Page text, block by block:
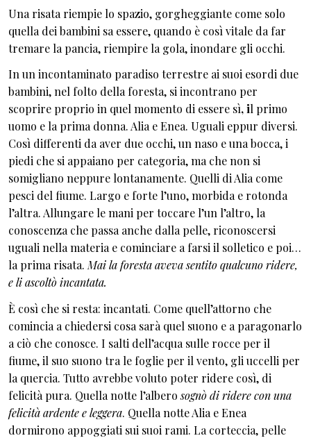
Una risata riempie lo spazio, gorgheggiante come solo
quella dei bambini sa essere, quando è così vitale da far
tremare la pancia, riempire la gola, inondare gli occhi.
In un incontaminato paradiso terrestre ai suoi esordi due
bambini, nel folto della foresta, si incontrano per
scoprire proprio in quel momento di essere sì, il primo
uomo e la prima donna. Alia e Enea. Uguali eppur diversi.
Così differenti da aver due occhi, un naso e una bocca, i
piedi che si appaiano per categoria, ma che non si
somigliano neppure lontanamente. Quelli di Alia come
pesci del fiume. Largo e forte l’uno, morbida e rotonda
l’altra. Allungare le mani per toccare l’un l’altro, la
conoscenza che passa anche dalla pelle, riconoscersi
uguali nella materia e cominciare a farsi il solletico e poi…
la prima risata. Mai la foresta aveva sentito qualcuno ridere,
e li ascoltò incantata.
È così che si resta: incantati. Come quell’attorno che
comincia a chiedersi cosa sarà quel suono e a paragonarlo
a ciò che conosce. I salti dell’acqua sulle rocce per il
fiume, il suo suono tra le foglie per il vento, gli uccelli per
la quercia. Tutto avrebbe voluto poter ridere così, di
felicità pura. Quella notte l’alberosognò di ridere con una
felicità ardente e leggera. Quella notte Alia e Enea
dormirono appoggiati sui suoi rami. La corteccia, pelle